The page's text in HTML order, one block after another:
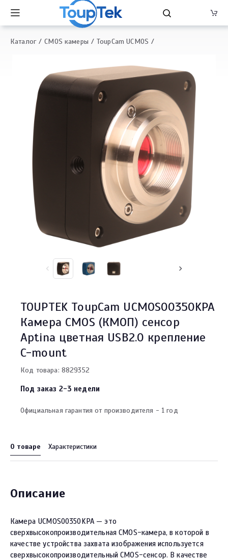
Каталог CMOS камеры ToupCam UCMOS
TOUPTEK ToupCam UCMOS00350KPA
Камера CMOS (КМОП) сенсор
Aptina цветная USB2.0 крепление
C-mount
Код товара: 8829352
Под заказ 2-3 недели
Официальная гарантия от производителя - 1 год
О товаре Характеристики
Описание
Камера UCMOS00350KPA — это
сверхвысокопроизводительная CMOS-камера, в которой в
качестве устройства захвата изображения используется
сверхвысокопроизводительный CMOS-сенсор. В качестве